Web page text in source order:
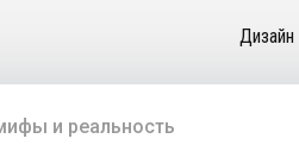
Дизайн
и реальность